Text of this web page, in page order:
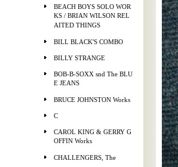
BEACH BOYS SOLO WOR
KS / BRIAN WILSON REL
AITED THINGS
BILL BLACK'S COMBO
BILLY STRANGE
BOB-B-SOXX snd The BLU
E JEANS
BRUCE JOHNSTON Works
C
CAROL KING & GERRY G
OFFIN Works
CHALLENGERS, The